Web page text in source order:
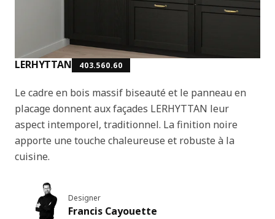
LERHYTTAN 403.560.60
Le cadre en bois massif biseauté et le panneau en
placage donnent aux façades LERHYTTAN leur
aspect intemporel, traditionnel. La finition noire
apporte une touche chaleureuse et robuste à la
cuisine.
Designer
Francis Cayouette